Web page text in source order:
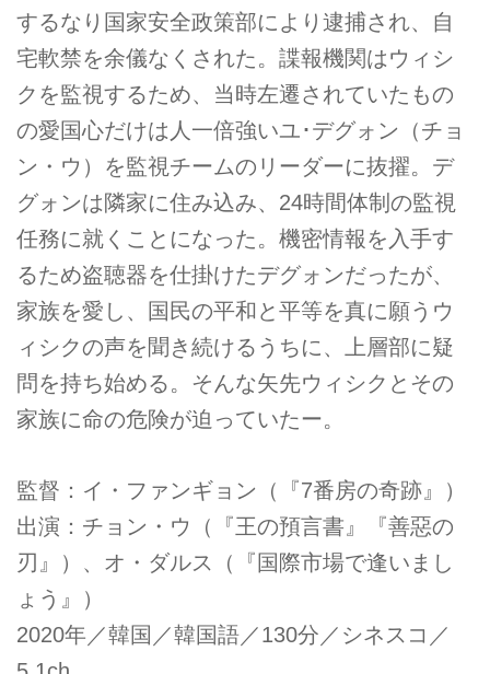
するなり国家安全政策部により逮捕され、自
宅軟禁を余儀なくされた。諜報機関はウィシ
クを監視するため、当時左遷されていたもの
の愛国心だけは人一倍強いユ･デグォン（チョ
ン・ウ）を監視チームのリーダーに抜擢。デ
グォンは隣家に住み込み、24時間体制の監視
任務に就くことになった。機密情報を入手す
るため盗聴器を仕掛けたデグォンだったが、
家族を愛し、国民の平和と平等を真に願うウ
ィシクの声を聞き続けるうちに、上層部に疑
問を持ち始める。そんな矢先ウィシクとその
家族に命の危険が迫っていたー。
監督：イ・ファンギョン（『7番房の奇跡』）
出演：チョン・ウ（『王の預言書』『善惡の
刃』）、オ・ダルス（『国際市場で逢いまし
ょう』）
2020年／韓国／韓国語／130分／シネスコ／